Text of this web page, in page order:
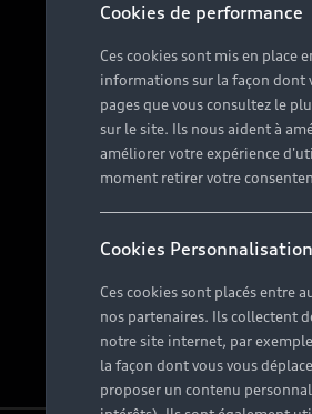
Notre vision
Audi Sport
Carrières
Cookies de performance
Ces cookies sont mis en place
informations sur la façon dont
pages que vous consultez le
sur le site. Ils nous aident à
améliorer votre expérience
moment retirer votre
Cookies
Ces cookies sont placés entre
nos partenaires. Ils collectent
notre site internet, par
la façon dont vous vous
proposer un contenu